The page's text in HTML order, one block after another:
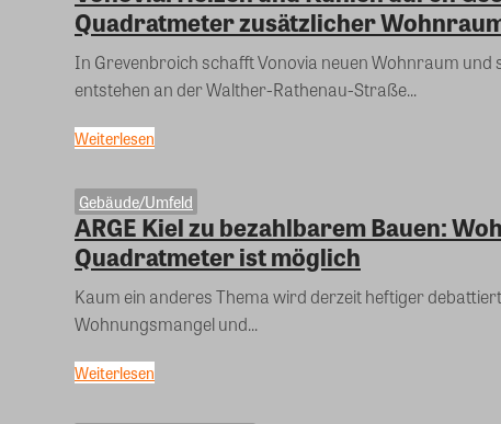
Quadratmeter zusätzlicher
In Grevenbroich schafft Vonovia neuen Wohnraum
entstehen an der Walther-Rathenau-Straße...
Weiterlesen
Gebäude/Umfeld
ARGE Kiel zu bezahlbarem Bauen:
Quadratmeter ist möglich
Kaum ein anderes Thema wird derzeit heftiger
Wohnungsmangel und...
Weiterlesen